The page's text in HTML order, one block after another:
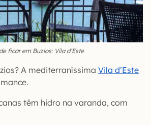
ficar em Buzios: Vila d’Este
A mediterraníssima Vila d’Este
têm hidro na varanda, com